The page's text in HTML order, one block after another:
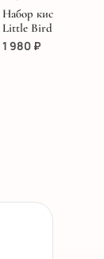
Набор кистей MIYA
Little Bird
1 980 ₽